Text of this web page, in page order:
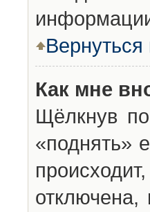
Вернуться
Как мне
Щёлкнув
«поднять»
отключена,